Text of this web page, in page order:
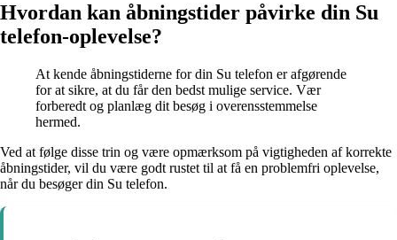
Hvordan kan åbningstider påvirke din Su
telefon-oplevelse?
At kende åbningstiderne for din Su telefon er afgørende
for at sikre, at du får den bedst mulige service. Vær
forberedt og planlæg dit besøg i overensstemmelse
hermed.
Ved at følge disse trin og være opmærksom på vigtigheden af korrekte
åbningstider, vil du være godt rustet til at få en problemfri oplevelse,
når du besøger din Su telefon.